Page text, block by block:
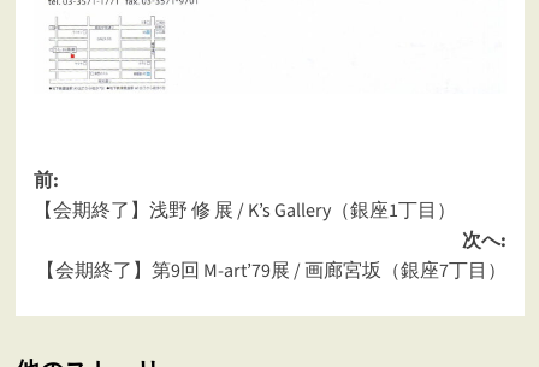
投
稿
ナ
ビ
前:
【会期終了】浅野 修 展 / K’s Gallery（銀座1丁目）
次へ:
【会期終了】第9回 M-art’79展 / 画廊宮坂（銀座7丁目）